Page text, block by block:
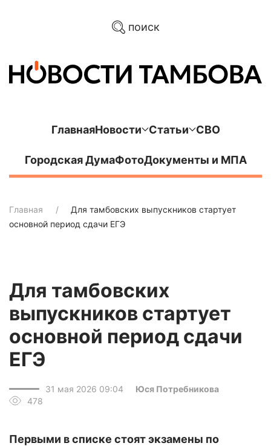
поиск
ГлавнаяНовости Статьи СВО
Городская ДумаФотоДокументы и МПА
Главная
Для тамбовских выпускников стартует
основной период сдачи ЕГЭ
Для тамбовских
выпускников стартует
основной период сдачи
ЕГЭ
31 мая 2026 09:04
Юся Потребникова
478
Первыми в списке стоят экзамены по